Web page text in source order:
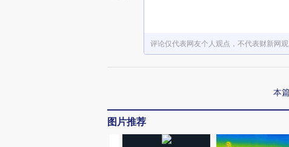
评论仅代表网友个人观点，不代表财新网
本
图片推荐